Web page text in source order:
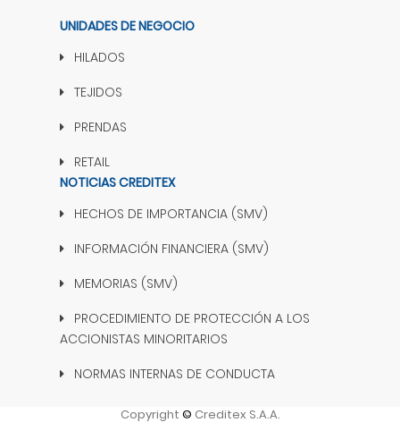
UNIDADES DE NEGOCIO
HILADOS
TEJIDOS
PRENDAS
RETAIL
NOTICIAS CREDITEX
HECHOS DE IMPORTANCIA (SMV)
INFORMACIÓN FINANCIERA (SMV)
MEMORIAS (SMV)
PROCEDIMIENTO DE PROTECCIÓN A LOS
ACCIONISTAS MINORITARIOS
NORMAS INTERNAS DE CONDUCTA
Copyright © Creditex S.A.A.